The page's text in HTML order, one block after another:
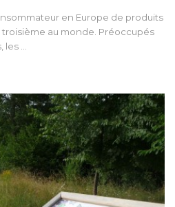
en Europe de produits
au monde. Préoccupés
…